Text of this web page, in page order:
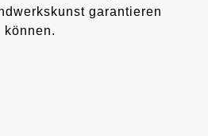
garantieren
können.